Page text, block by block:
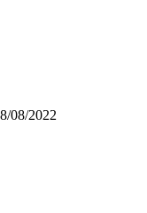
08/2022